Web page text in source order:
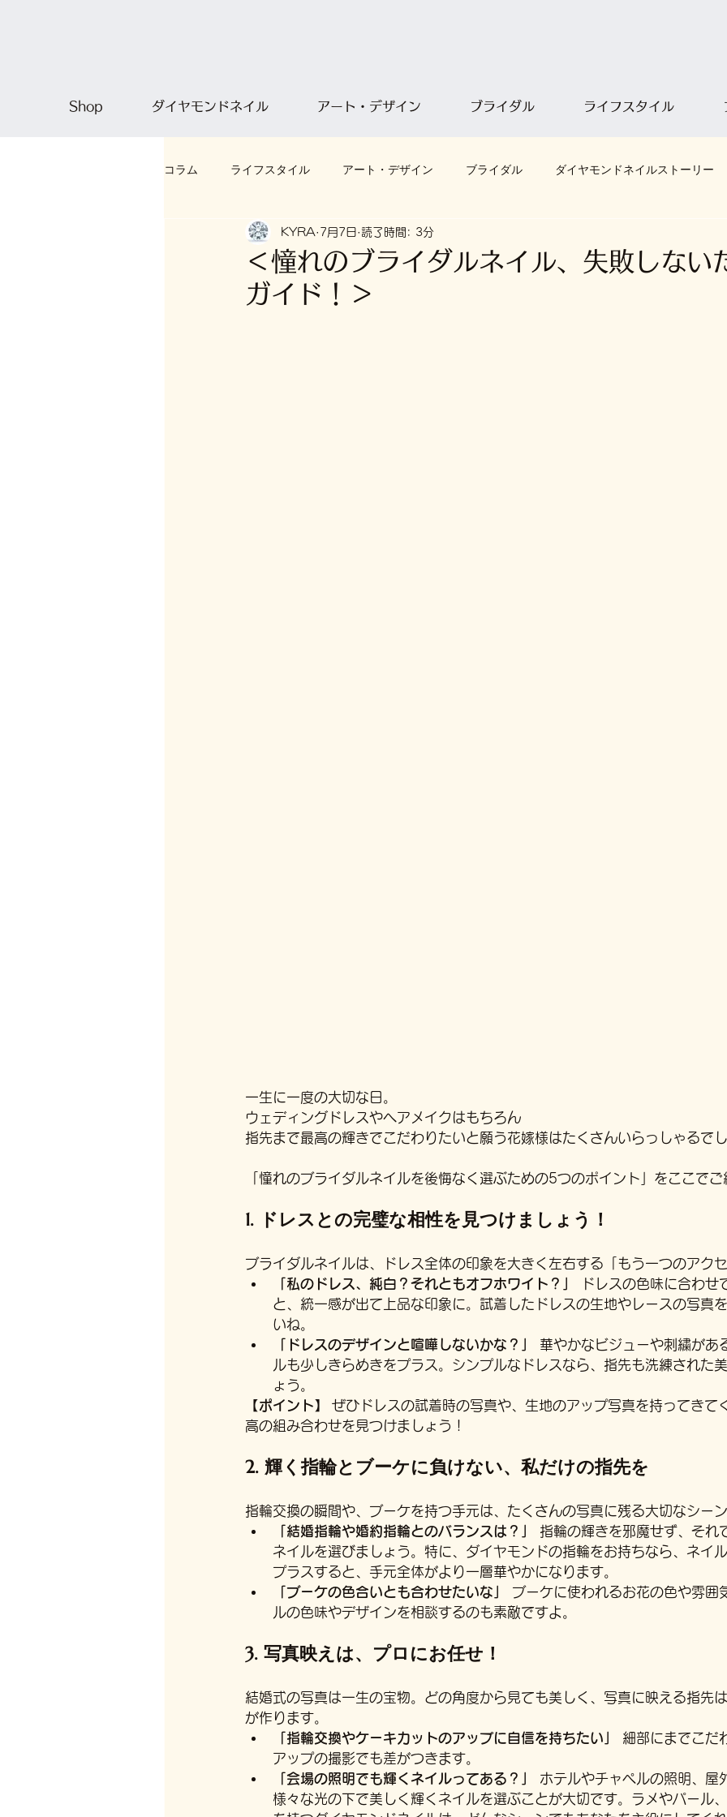
Shop ダイヤモンドネイル アート・デザイン ブライダル ライフスタイル
コラム ライフスタイル アート・デザイン ブライダル ダイヤモンドネイルストーリー
＜憧れのブライダルネイル、失敗しない
ガイド！＞
KYRA 7月7日 読了時間: 3分
一生に一度の大切な日。
ウェディングドレスやヘアメイクはもちろん
指先まで最高の輝きでこだわりたいと願う花嫁様はたくさんいらっしゃるで
「憧れのブライダルネイルを後悔なく選ぶための5つのポイント」をここで
1. ドレスとの完璧な相性を見つけましょう！
ブライダルネイルは、ドレス全体の印象を大きく左右する「もう一つのアク
「私のドレス、純白？それともオフホワイト？」
ドレスの色味に合わせ
と、統一感が出て上品な印象に。試着したドレスの生地やレースの写真
いね。
「ドレスのデザインと喧嘩しないかな？」
華やかなビジューや刺繍があ
ルも少しきらめきをプラス。シンプルなドレスなら、指先も洗練された
ょう。
【ポイント】
ぜひドレスの試着時の写真や、生地のアップ写真を持ってきて
高の組み合わせを見つけましょう！
2. 輝く指輪とブーケに負けない、私だけの指先を
指輪交換の瞬間や、ブーケを持つ手元は、たくさんの写真に残る大切なシー
「結婚指輪や婚約指輪とのバランスは？」
指輪の輝きを邪魔せず、それ
ネイルを選びましょう。特に、ダイヤモンドの指輪をお持ちなら、ネイ
プラスすると、手元全体がより一層華やかになります。
「ブーケの色合いとも合わせたいな」
ブーケに使われるお花の色や雰囲
ルの色味やデザインを相談するのも素敵ですよ。
3. 写真映えは、プロにお任せ！
結婚式の写真は一生の宝物。どの角度から見ても美しく、写真に映える指先
が作ります。
「指輪交換やケーキカットのアップに自信を持ちたい」
細部にまでこだ
アップの撮影でも差がつきます。
「会場の照明でも輝くネイルってある？」
ホテルやチャペルの照明、屋
様々な光の下で美しく輝くネイルを選ぶことが大切です。ラメやパール